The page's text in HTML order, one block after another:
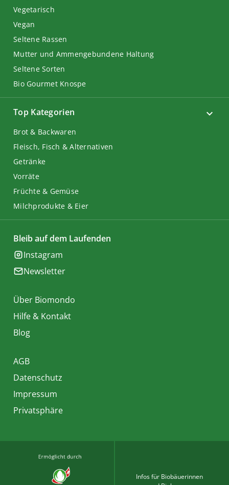
Top Kategorien
Brot & Backwaren
Fleisch, Fisch & Alternativen
Getränke
Vorräte
Früchte & Gemüse
Milchprodukte & Eier
Vegetarisch
Vegan
Seltene Rassen
Mutter und Ammengebundene Haltung
Seltene Sorten
Bio Gourmet Knospe
Bleib auf dem Laufenden
Instagram
Newsletter
Über Biomondo
Hilfe & Kontakt
Blog
AGB
Datenschutz
Impressum
Privatsphäre
Infos für Biobäuerinnen